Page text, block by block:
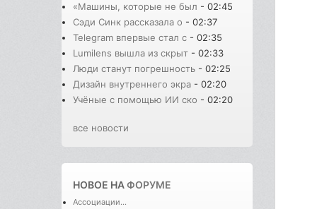
«Машины, которые не был - 02:45
Сэди Синк рассказала о - 02:37
Telegram впервые стал с - 02:35
Lumilens вышла из скрыт - 02:33
Люди станут погрешность - 02:25
Дизайн внутреннего экра - 02:20
Учёные с помощью ИИ ско - 02:20
все новости
НОВОЕ НАФОРУМЕ
Ассоциации...